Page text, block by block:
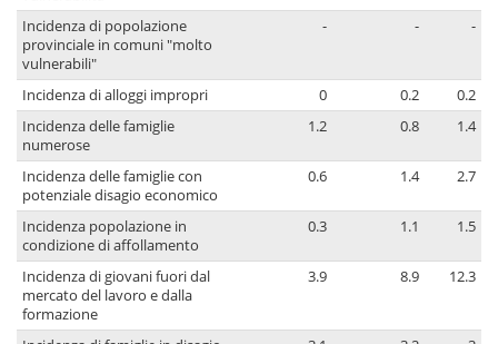
Incidenza di popolazione
provinciale in comuni "molto
vulnerabili"
- - -
Incidenza di alloggi impropri 0 0.2
0.2
Incidenza delle famiglie
numerose
1.2 0.8 1.4
Incidenza delle famiglie con
potenziale disagio economico
0.6 1.4 2.7
Incidenza popolazione in
condizione di affollamento
0.3 1.1 1.5
Incidenza di giovani fuori dal
mercato del lavoro e dalla
formazione
3.9 8.9 12.3